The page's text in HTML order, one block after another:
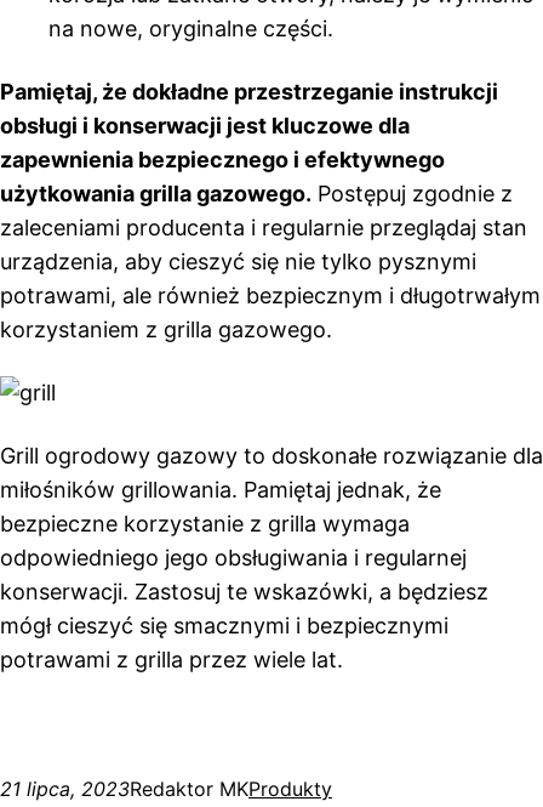
na nowe, oryginalne części.
Pamiętaj, że dokładne przestrzeganie instrukcji
obsługi i konserwacji jest kluczowe dla
zapewnienia bezpiecznego i efektywnego
użytkowania grilla gazowego. Postępuj zgodnie z
zaleceniami producenta i regularnie przeglądaj stan
urządzenia, aby cieszyć się nie tylko pysznymi
potrawami, ale również bezpiecznym i długotrwałym
korzystaniem z grilla gazowego.
Grill ogrodowy gazowy to doskonałe rozwiązanie dla
miłośników grillowania. Pamiętaj jednak, że
bezpieczne korzystanie z grilla wymaga
odpowiedniego jego obsługiwania i regularnej
konserwacji. Zastosuj te wskazówki, a będziesz
mógł cieszyć się smacznymi i bezpiecznymi
potrawami z grilla przez wiele lat.
21 lipca, 2023Redaktor MKProdukty